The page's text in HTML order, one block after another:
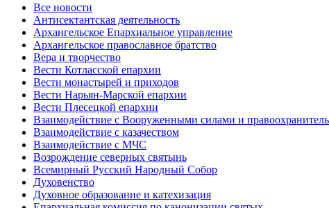
Все новости
Антисектантская деятельность
Архангельское Епархиальное управление
Архангельское православное братство
Вера и творчество
Вести Котласской епархии
Вести монастырей и приходов
Вести Нарьян-Марской епархии
Вести Плесецкой епархии
Взаимодействие с Вооруженными силами и
Взаимодействие с казачеством
Взаимодействие с МЧС
Возрождение северных святынь
Всемирный Русский Народный Собор
Духовенство
Духовное образование и катехизация